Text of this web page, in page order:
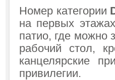
Номер категории
на первых
патио, где можно
рабочий стол,
канцелярские
привилегии.